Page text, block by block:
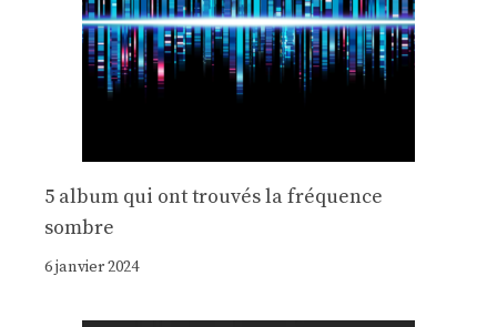
5 album qui ont trouvés la fréquence
sombre
6 janvier 2024